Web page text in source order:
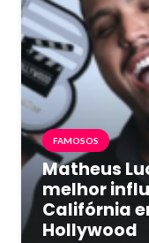
FAMOSOS
Matheus
melhor
Califórnia
Hollywood